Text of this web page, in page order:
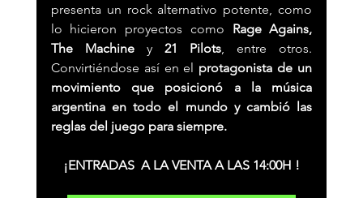
presenta un rock alternativo potente, como
lo hicieron proyectos como Rage Agains,
The Machine y 21 Pilots, entre otros.
Convirtiéndose así en el protagonista de un
movimiento que posicionó a la música
argentina en todo el mundo y cambió las
reglas del juego para siempre.
¡ENTRADAS  A LA VENTA A LAS 14:00H !